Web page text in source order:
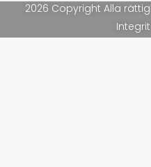
2026 Copyright Alla